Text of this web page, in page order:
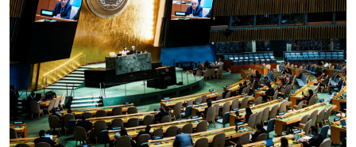
Kinh tế
Trước giờ mở cửa
Dòng chảy Kinh tế
Sức sống hàng Việt
Khởi nghiệp
Tuyên chiến với gian lận
Nông nghiệp & Biển đảo
Tin Nông nghiệp & Biển
đảo
Mùa vàng
Biển đảo Việt Nam
Tâm tình biên giới và hải
đảo